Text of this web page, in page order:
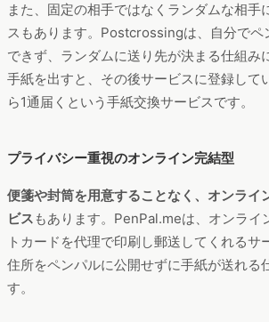
また、固定の相手ではなくランダムな相手
スもあります。Postcrossingは、自分でペ
できず、ランダムに送り先が決まる仕組み
手紙を出すと、その後サービスに登録して
ら1通届くという手紙交換サービスです。
プライバシー重視のオンライン完結型
便箋や封筒を用意することなく、オンライ
ビス もあります。PenPal.meは、オンライ
トカードを代理で印刷し郵送してくれるサ
住所をペンパルに公開せずに手紙が送れる
す。